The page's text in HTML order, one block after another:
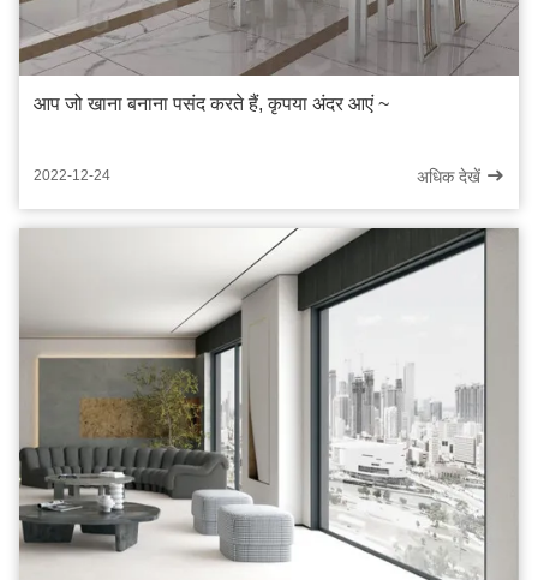
आप जो खाना बनाना पसंद करते हैं, कृपया अंदर आएं ~
2022-12-24 अधिक देखें